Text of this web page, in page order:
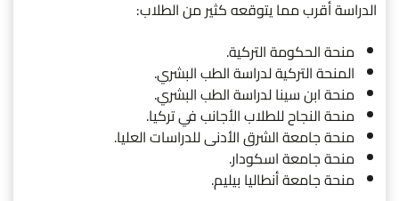
الدراسة أقرب مما يتوقعه كثير من الطلاب:
منحة الحكومة التركية.
المنحة التركية لدراسة الطب البشري.
منحة ابن سينا لدراسة الطب البشري.
منحة النجاح للطلاب الأجانب في تركيا.
منحة جامعة الشرق الأدنى للدراسات العليا.
منحة جامعة اسكودار.
منحة جامعة أنطاليا بيليم.